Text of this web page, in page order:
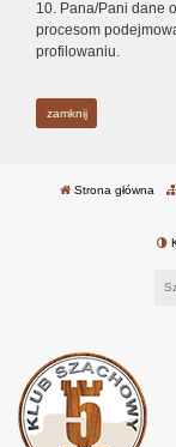
10. Pana/Pani dane
procesom
profilowaniu.
zamknij
Strona główna